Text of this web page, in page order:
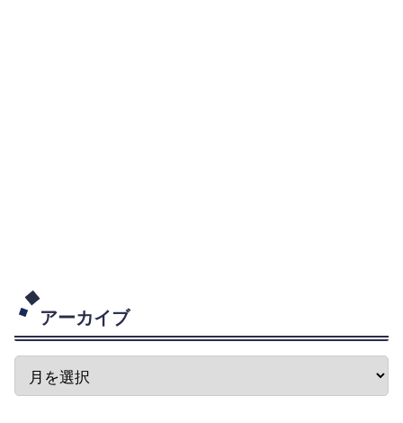
アーカイブ